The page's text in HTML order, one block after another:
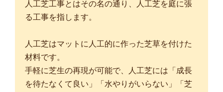
人工芝工事とはその名の通り、人工芝を庭に張
る工事を指します。
人工芝はマットに人工的に作った芝草を付けた
材料です。
手軽に芝生の再現が可能で、人工芝には「成長
を待たなくて良い」「水やりがいらない」「芝